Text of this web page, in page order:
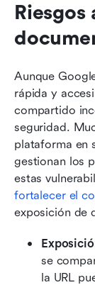
Aunque
rápida y
compartido
seguridad.
plataforma en
gestionan los
fortalecer el
exposición de
se
la URL